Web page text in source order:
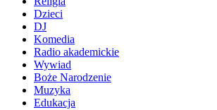
Dzieci
DJ
Komedia
Radio akademickie
Wywiad
Boże Narodzenie
Muzyka
Edukacja